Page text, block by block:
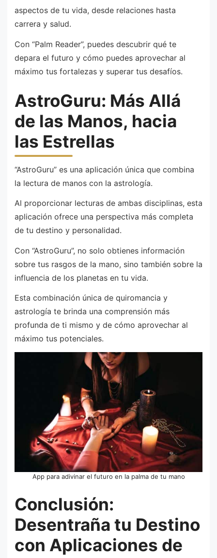
aspectos de tu vida, desde relaciones hasta
carrera y salud.
Con “Palm Reader”, puedes descubrir qué te
depara el futuro y cómo puedes aprovechar al
máximo tus fortalezas y superar tus desafíos.
AstroGuru: Más Allá
de las Manos, hacia
las Estrellas
“AstroGuru” es una aplicación única que combina
la lectura de manos con la astrología.
Al proporcionar lecturas de ambas disciplinas, esta
aplicación ofrece una perspectiva más completa
de tu destino y personalidad.
Con “AstroGuru”, no solo obtienes información
sobre tus rasgos de la mano, sino también sobre la
influencia de los planetas en tu vida.
Esta combinación única de quiromancia y
astrología te brinda una comprensión más
profunda de ti mismo y de cómo aprovechar al
máximo tus potenciales.
App para adivinar el futuro en la palma de tu mano
Conclusión:
Desentraña tu Destino
con Aplicaciones de